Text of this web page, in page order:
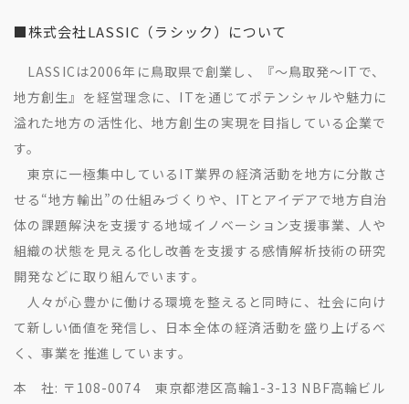
■株式会社LASSIC（ラシック）について
LASSICは2006年に鳥取県で創業し、『～鳥取発～ITで、
地方創生』を経営理念に、ITを通じてポテンシャルや魅力に
溢れた地方の活性化、地方創生の実現を目指している企業で
す。
東京に一極集中しているIT業界の経済活動を地方に分散さ
せる“地方輸出”の仕組みづくりや、ITとアイデアで地方自治
体の課題解決を支援する地域イノベーション支援事業、人や
組織の状態を見える化し改善を支援する感情解析技術の研究
開発などに取り組んでいます。
人々が心豊かに働ける環境を整えると同時に、社会に向け
て新しい価値を発信し、日本全体の経済活動を盛り上げるべ
く、事業を推進しています。
本 社: 〒108-0074 東京都港区高輪1-3-13 NBF高輪ビル